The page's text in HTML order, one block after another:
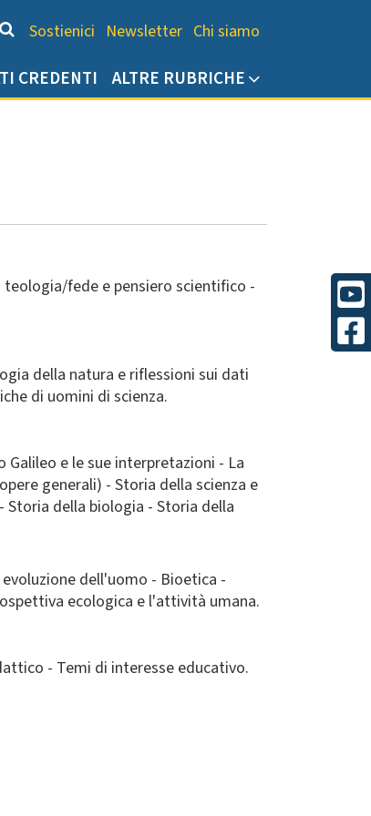
Chi siamo
Sostienici Newsletter Chi siamo
CREDENTI ALTRE RUBRICHE
fede e pensiero scientifico -
della natura e riflessioni sui dati
di uomini di scienza.
e le sue interpretazioni - La
generali) - Storia della scienza e
della biologia - Storia della
dell'uomo - Bioetica -
ecologica e l'attività umana.
- Temi di interesse educativo.